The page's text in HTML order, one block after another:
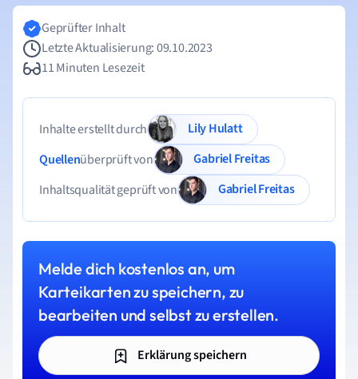
Geprüfter Inhalt
Letzte Aktualisierung: 09.10.2023
11 Minuten Lesezeit
Inhalte erstellt durch
Lily Hulatt
Quellenüberprüft von
Gabriel Freitas
Inhaltsqualität geprüft von
Gabriel Freitas
Melde dich kostenlos an, um
Karteikarten zu speichern, zu
bearbeiten und selbst zu erstellen.
Erklärung speichern